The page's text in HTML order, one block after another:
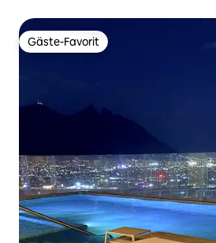
Gäste-Favorit
Gäste-Favorit